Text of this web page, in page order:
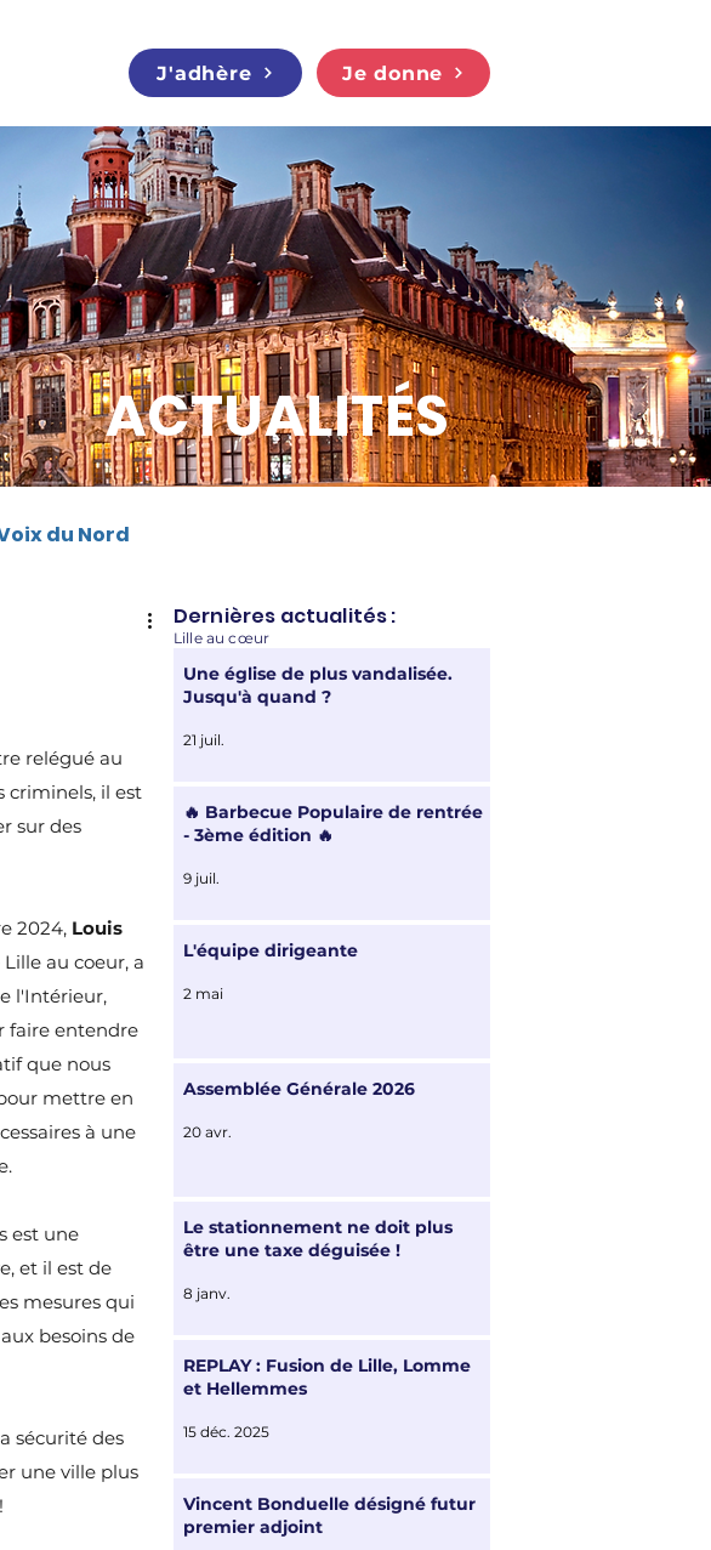
J'adhère Je donne
ACTUALITÉS
du Nord
Mobilité
Solidarités
relégué au
criminels, il est
sur des
2024, Louis
au coeur, a
l'Intérieur,
faire entendre
que nous
mettre en
à une
est une
et il est de
mesures qui
besoins de
sécurité des
une ville plus
Dernières actualités :
Lille au cœur
Une église de plus vandalisée.
Jusqu'à quand ?
21 juil.
🔥 Barbecue Populaire de rentrée
- 3ème édition 🔥
9 juil.
L'équipe dirigeante
2 mai
Assemblée Générale 2026
20 avr.
Le stationnement ne doit plus
être une taxe déguisée !
8 janv.
REPLAY : Fusion de Lille, Lomme
et Hellemmes
15 déc. 2025
Vincent Bonduelle désigné futur
premier adjoint